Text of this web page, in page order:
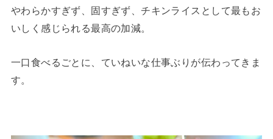
やわらかすぎず、固すぎず、チキンライスとして最もお
いしく感じられる最高の加減。
一口食べるごとに、ていねいな仕事ぶりが伝わってきま
す。